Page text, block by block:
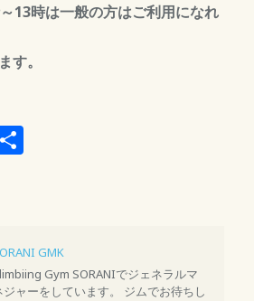
13時は一般の方はご利用になれ
す。
共
GMK
Gym SORANIでジェネラルマ
ジャーをしています。 ジムでお待ちし